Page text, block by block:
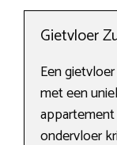
Gietvloer
Een
met een
ondervloer